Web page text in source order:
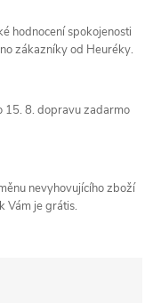
hodnocení spokojenosti
zákazníky od Heuréky.
15. 8. dopravu zadarmo
nevyhovujícího zboží
Vám je grátis.